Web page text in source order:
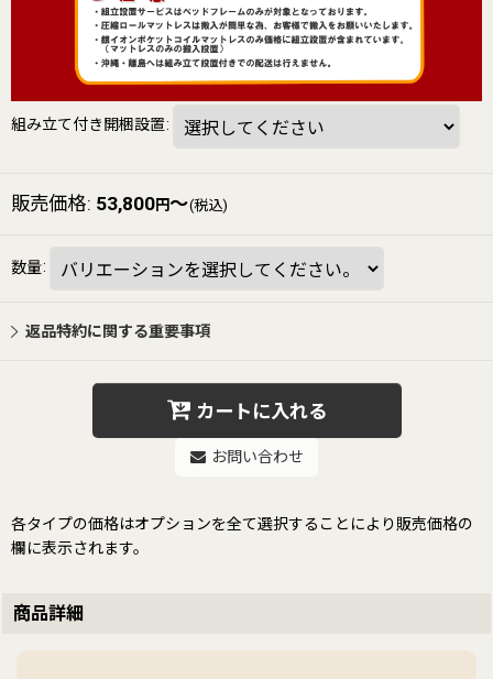
組み立て付き開梱設置:
販売価格: 53,800円～(税込)
数量:
返品特約に関する重要事項
カートに入れる
お問い合わせ
各タイプの価格はオプションを全て選択することにより販売価格の
欄に表示されます。
商品詳細